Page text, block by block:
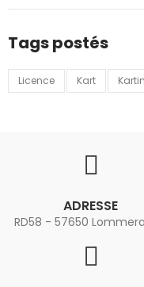
Tags postés
Licence Kart
ADRESSE
RD58 - 57650